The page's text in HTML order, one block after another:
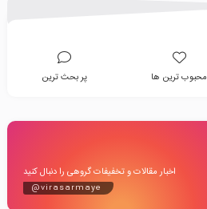
محبوب ترین ها پر بحث ترین
اخبار مقالات و تخفیفات گروهی را دنبال کنید
@virasarmaye